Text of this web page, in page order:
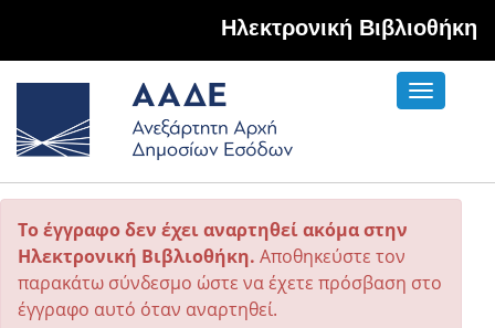
Hλεκτρονική Βιβλιοθήκη
Toggle
Το έγγραφο δεν έχει αναρτηθεί ακόμα στην
Ηλεκτρονική Βιβλιοθήκη. Αποθηκεύστε τον
παρακάτω σύνδεσμο ώστε να έχετε πρόσβαση στο
έγγραφο αυτό όταν αναρτηθεί.